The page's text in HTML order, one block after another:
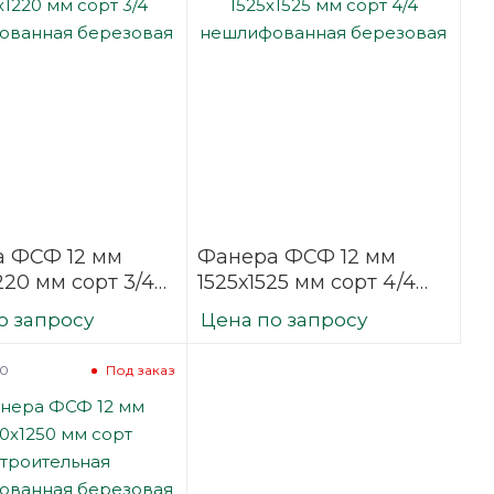
ФСФ 12 мм
мм сорт 3/4
запросу
Фанера ФСФ 12 мм
1525х1525 мм сорт 4/4
нешлифованная
березовая
Цена по запросу
Под заказ